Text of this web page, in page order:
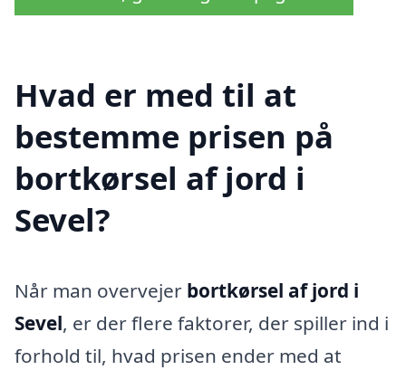
Hvad er med til at
bestemme prisen på
bortkørsel af jord i
Sevel?
Når man overvejer bortkørsel af jord i
Sevel, er der flere faktorer, der spiller ind i
forhold til, hvad prisen ender med at